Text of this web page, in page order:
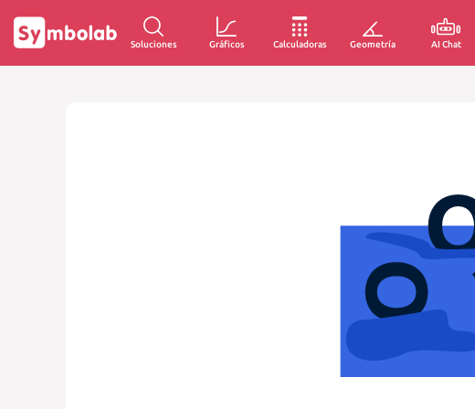
Soluciones Gráficos Calculadoras Geometría AI Chat